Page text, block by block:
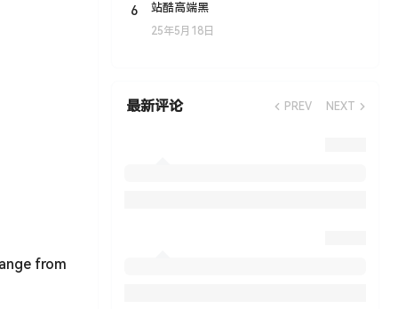
from
6 站酷高端黑
25年5月18日
最新评论 PREV NEXT